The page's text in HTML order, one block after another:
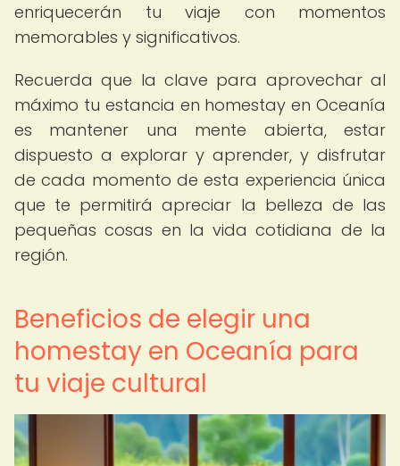
enriquecerán tu viaje con momentos
memorables y significativos.
Recuerda que la clave para aprovechar al
máximo tu estancia en homestay en Oceanía
es mantener una mente abierta, estar
dispuesto a explorar y aprender, y disfrutar
de cada momento de esta experiencia única
que te permitirá apreciar la belleza de las
pequeñas cosas en la vida cotidiana de la
región.
Beneficios de elegir una
homestay en Oceanía para
tu viaje cultural